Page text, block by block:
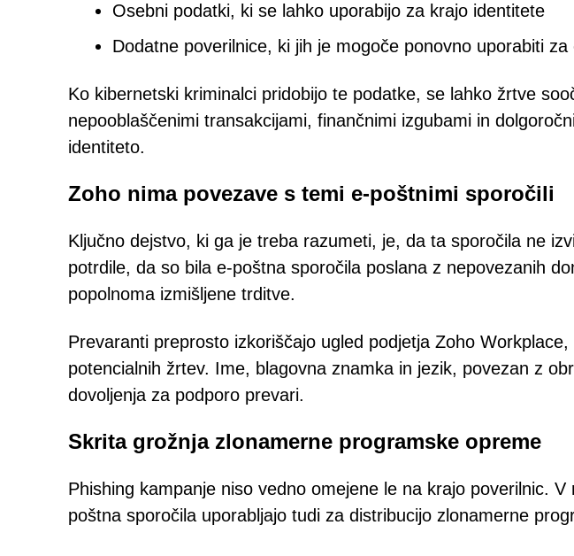
Osebni podatki, ki se lahko uporabijo za krajo identitete
Dodatne poverilnice, ki jih je mogoče ponovno uporabiti
Ko kibernetski kriminalci pridobijo te podatke, se lahko žrtve
nepooblaščenimi transakcijami, finančnimi izgubami in
identiteto.
Zoho nima povezave s temi e-poštnimi sporočili
Ključno dejstvo, ki ga je treba razumeti, je, da ta sporočila ne
potrdile, da so bila e-poštna sporočila poslana z nepovezanih
popolnoma izmišljene trditve.
Prevaranti preprosto izkoriščajo ugled podjetja Zoho
potencialnih žrtev. Ime, blagovna znamka in jezik, povezan z
dovoljenja za podporo prevari.
Skrita grožnja zlonamerne programske opreme
Phishing kampanje niso vedno omejene le na krajo poverilnic.
poštna sporočila uporabljajo tudi za distribucijo zlonamerne